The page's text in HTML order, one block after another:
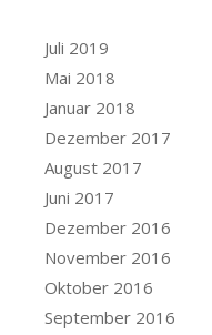
Juli 2019
Mai 2018
Januar 2018
Dezember 2017
August 2017
Juni 2017
Dezember 2016
November 2016
Oktober 2016
September 2016